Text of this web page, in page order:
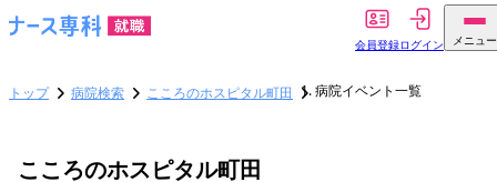
会員登録ログイン メニュー
トップ 病院検索 こころのホスピタル町田 病院イベント一覧
こころのホスピタル町田